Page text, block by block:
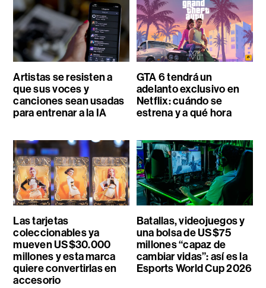
Artistas se resisten a
que sus voces y
canciones sean usadas
para entrenar a la IA
GTA 6 tendrá un
adelanto exclusivo en
Netflix: cuándo se
estrena y a qué hora
Las tarjetas
coleccionables ya
mueven US$30.000
millones y esta marca
quiere convertirlas en
accesorio
Batallas, videojuegos y
una bolsa de US$75
millones “capaz de
cambiar vidas”: así es la
Esports World Cup 2026